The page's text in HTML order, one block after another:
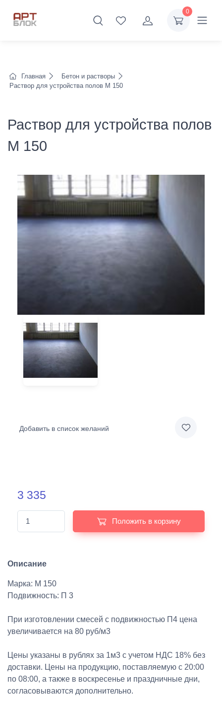
0
Главная
Бетон и растворы
Раствор для устройства полов М 150
Раствор для устройства полов
М 150
Добавить в список желаний
3 335
Положить в корзину
Описание
Марка: М 150
Подвижность: П 3
При изготовлении смесей с подвижностью П4 цена
увеличивается на 80 руб/м3
Цены указаны в рублях за 1м3 с учетом НДС 18% без
доставки. Цены на продукцию, поставляемую с 20:00
по 08:00, а также в воскресенье и праздничные дни,
согласовываются дополнительно.